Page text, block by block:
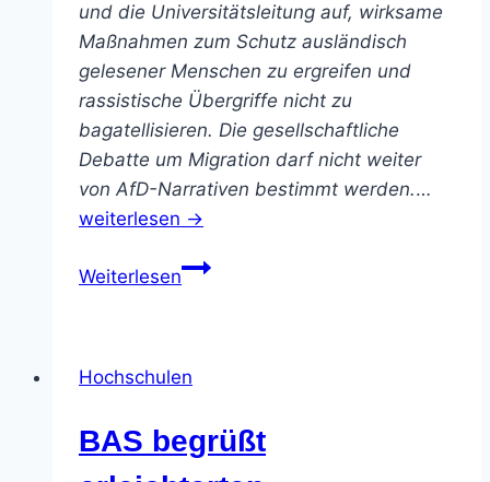
und die Universitätsleitung auf, wirksame
Maßnahmen zum Schutz ausländisch
gelesener Menschen zu ergreifen und
rassistische Übergriffe nicht zu
bagatellisieren. Die gesellschaftliche
Debatte um Migration darf nicht weiter
von AfD-Narrativen bestimmt werden.…
weiterlesen →
WeiterlesenMutmaßlich
mehrheitlich
Studierende
an
Hochschulen
BAS begrüßt